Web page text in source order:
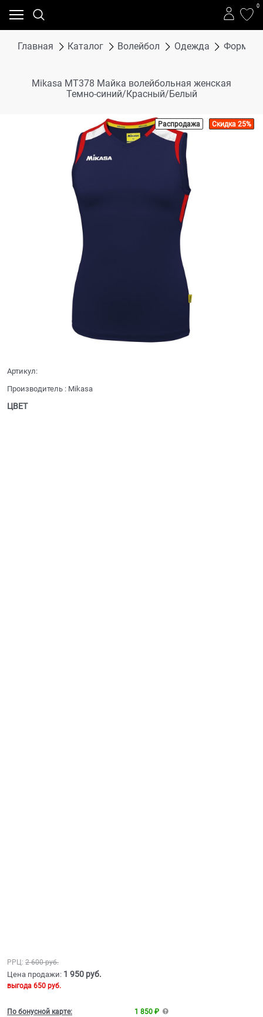
0
Главная Каталог Волейбол Одежда Форма
Mikasa MT378 Майка волейбольная женская
Темно-синий/Красный/Белый
Распродажа Скидка 25%
Артикул:
Производитель : Mikasa
ЦВЕТ
РРЦ: 2 600 руб.
Цена продажи: 1 950 руб.
выгода 650 руб.
По бонусной карте:
1 850 ₽